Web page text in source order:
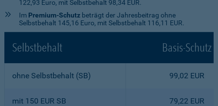
122,93 Euro, mit Selbstbehalt 98,34 EUR.
Im Premium-Schutz beträgt der Jahresbeitrag ohne
Selbstbehalt 145,16 Euro, mit Selbstbehalt 116,11 EUR.
Selbstbehalt Basis-Schutz
ohne Selbstbehalt (SB) 99,02 EUR
mit 150 EUR SB 79,22 EUR